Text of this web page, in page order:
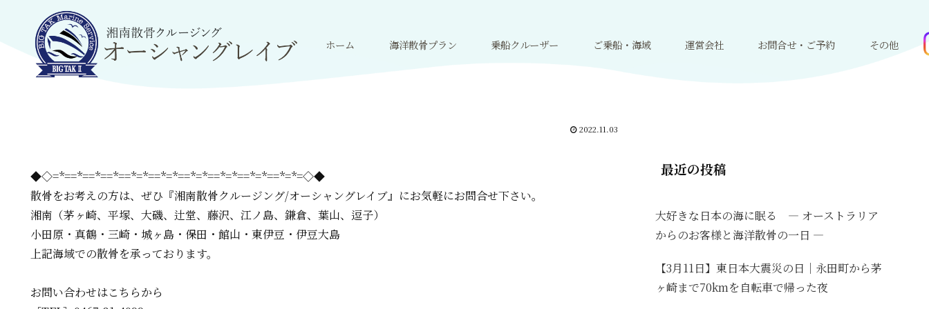
ホーム 海洋散骨プラン 乗船クルーザー ご乗船・海域 運営会社 お問合せ・ご予約 その他
2022.11.03
◆◇=*==*==*==*==*=*==*=*==*=*==*=*==*=*==*=*=◇◆
散骨をお考えの方は、 ぜひ『湘南散骨クルージング/オーシャングレイブ』にお気軽にお問合せ下さい。
湘南（茅ヶ崎、平塚、大磯、辻堂、藤沢、江ノ島、鎌倉、葉山、逗子）
小田原・真鶴・三崎・城ヶ島・保田・館山・東伊豆・伊豆大島
上記海域での散骨を承っております。
お問い合わせはこちらから
最近の投稿
大好きな日本の海に眠る ― オーストラリア
からのお客様と海洋散骨の一日 ―
【3月11日】東日本大震災の日｜永田町から茅
ヶ崎まで70kmを自転車で帰った夜